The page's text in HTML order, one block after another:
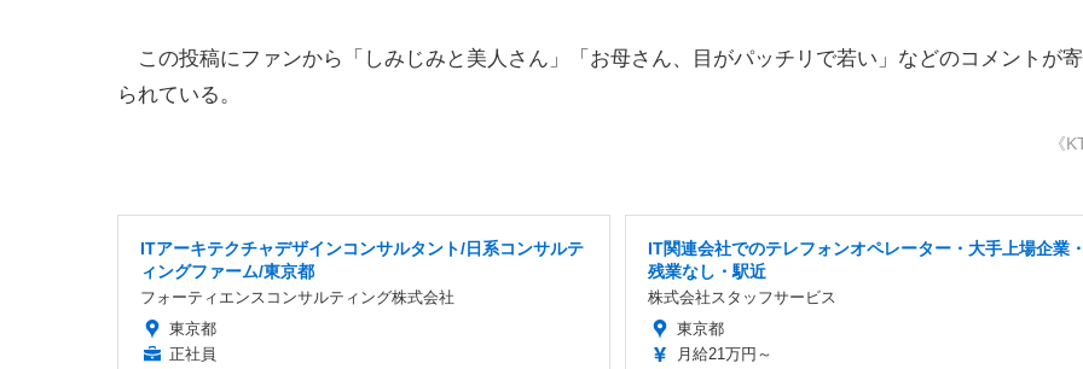
この投稿にファンから「しみじみと美人さん」「お母さん、目がパッチリで若い」などのコメントが
られている。
《
ITアーキテクチャデザインコンサルタント/日系コンサルテ
ィングファーム/東京都
フォーティエンスコンサルティング株式会社
東京都
正社員
IT関連会社でのテレフォンオペレーター・大手上場企業・
残業なし・駅近
株式会社スタッフサービス
東京都
月給21万円～